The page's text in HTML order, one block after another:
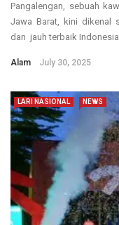
Pangalengan, sebuah
Jawa Barat, kini dikenal
dan jauh terbaik
Alam July 30, 2025
LARI NASIONAL NEWS